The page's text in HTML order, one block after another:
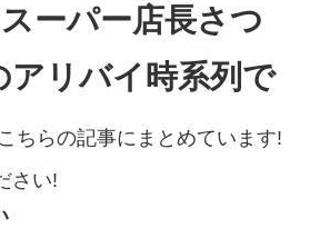
スーパー店長さつ
アリバイ時系列で
ちらの記事にまとめています!
さい!